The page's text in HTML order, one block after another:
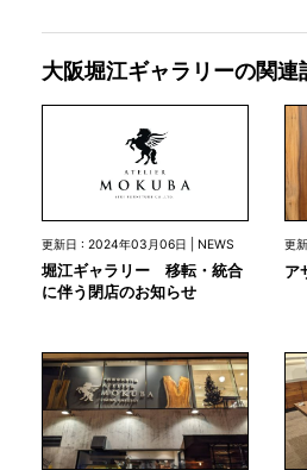
大阪堀江ギャラリーの関連
更新日 : 2024年03月06日 | NEWS
堀江ギャラリー 移転・統合
に伴う閉店のお知らせ
更
ア